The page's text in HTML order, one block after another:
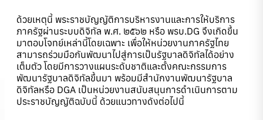
ด้วยเหตุนี้ พระราชบัญญัติการบริหารงานและการให้บริการ
ภาครัฐผ่านระบบดิจิทัล พ.ศ. ๒๕๖๒ หรือ พรบ.DG จึงเกิดขึ้น
มาตอบโจทย์เหล่านี้โดยเฉพาะ เพื่อให้หน่วยงานภาครัฐไทย
สามารถร่วมมือกันพัฒนาไปสู่การเป็นรัฐบาลดิจิทัลได้อย่าง
เต็มตัว โดยมีการวางแผนระดับชาติและตั้งคณะกรรมการ
พัฒนารัฐบาลดิจิทัลขึ้นมา พร้อมมีสำนักงานพัฒนารัฐบาล
ดิจิทัลหรือ DGA เป็นหน่วยงานสนับสนุนการดำเนินการตาม
ประราชบัญญัติฉบับนี้ ด้วยแนวทางดังต่อไปนี้